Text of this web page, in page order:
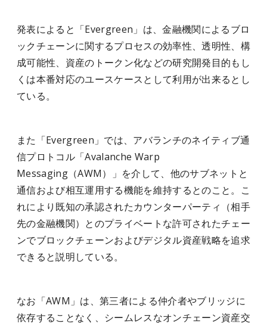
発表によると「Evergreen」は、金融機関によるブロ
ックチェーンに関するプロセスの効率性、透明性、構
成可能性、資産のトークン化などの研究開発目的もし
くは本番対応のユースケースとして利用が出来るとし
ている。
また「Evergreen」では、アバランチのネイティブ通
信プロトコル「Avalanche Warp
Messaging（AWM）」を介して、他のサブネットと
通信および相互運用する機能を維持するとのこと。こ
れにより既知の承認されたカウンターパーティ（相手
先の金融機関）とのプライベートな許可されたチェー
ンでブロックチェーンおよびデジタル資産戦略を追求
できると説明している。
なお「AWM」は、第三者による仲介者やブリッジに
依存することなく、シームレスなオンチェーン資産交